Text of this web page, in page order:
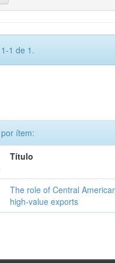
1 de 1.
ítem:
Título
The role of Central
high-value exports